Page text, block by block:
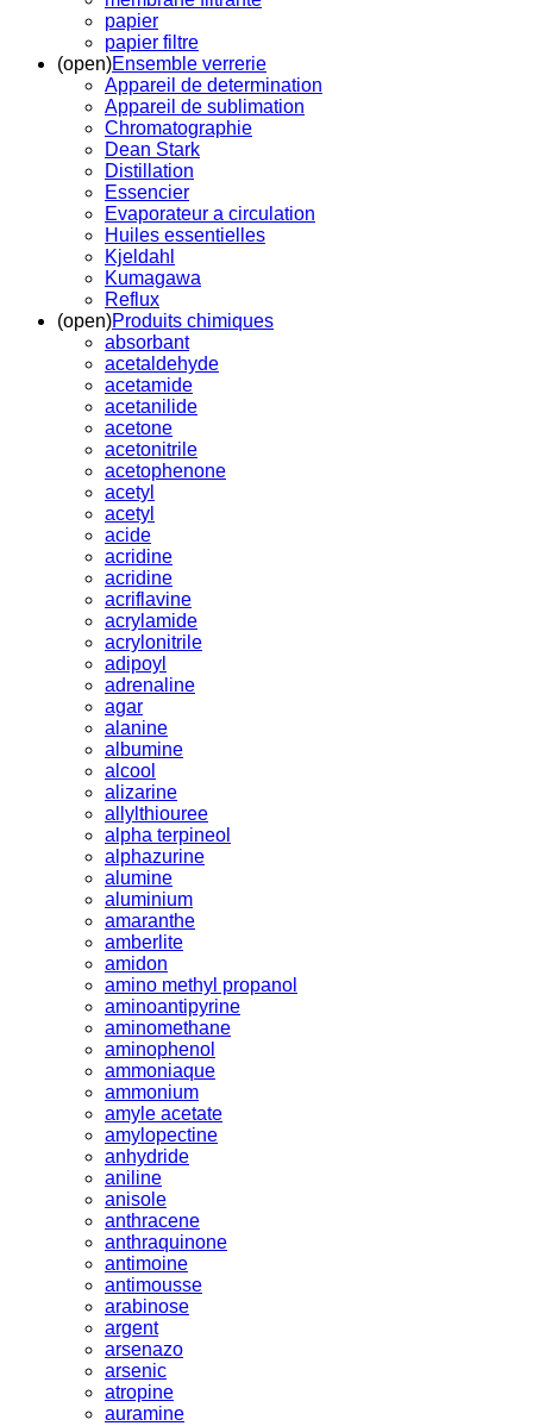
papier
papier filtre
(open)Ensemble verrerie
Appareil de determination
Appareil de sublimation
Chromatographie
Dean Stark
Distillation
Essencier
Evaporateur a circulation
Huiles essentielles
Kjeldahl
Kumagawa
Reflux
(open)Produits chimiques
absorbant
acetaldehyde
acetamide
acetanilide
acetone
acetonitrile
acetophenone
acetyl
acetyl
acide
acridine
acridine
acriflavine
acrylamide
acrylonitrile
adipoyl
adrenaline
agar
alanine
albumine
alcool
alizarine
allylthiouree
alpha terpineol
alphazurine
alumine
aluminium
amaranthe
amberlite
amidon
amino methyl propanol
aminoantipyrine
aminomethane
aminophenol
ammoniaque
ammonium
amyle acetate
amylopectine
anhydride
aniline
anisole
anthracene
anthraquinone
antimoine
antimousse
arabinose
argent
arsenazo
arsenic
atropine
auramine